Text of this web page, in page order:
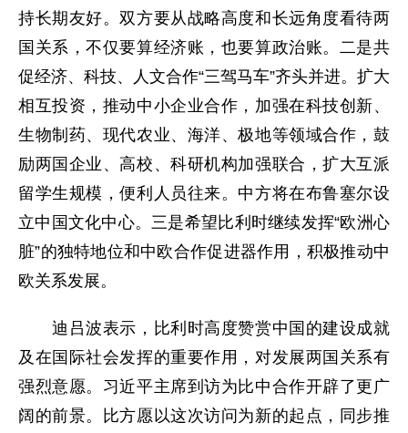
持长期友好。双方要从战略高度和长远角度看待两
国关系，不仅要算经济账，也要算政治账。二是共
促经济、科技、人文合作“三驾马车”齐头并进。扩大
相互投资，推动中小企业合作，加强在科技创新、
生物制药、现代农业、海洋、极地等领域合作，鼓
励两国企业、高校、科研机构加强联合，扩大互派
留学生规模，便利人员往来。中方将在布鲁塞尔设
立中国文化中心。三是希望比利时继续发挥“欧洲心
脏”的独特地位和中欧合作促进器作用，积极推动中
欧关系发展。
迪吕波表示，比利时高度赞赏中国的建设成就
及在国际社会发挥的重要作用，对发展两国关系有
强烈意愿。习近平主席到访为比中合作开辟了更广
阔的前景。比方愿以这次访问为新的起点，同步推